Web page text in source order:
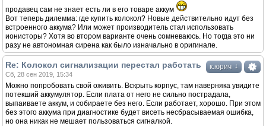
продавец сам не знает есть ли в его товаре аккум
Вот теперь дилемма: где купить колокол? Новые действительно идут без
встроенного аккума? Или может производитель стал использовать
ионисторы? Хотя во втором варианте очень сомневаюсь. Но тогда это ни
разу не автономная сирена как было изначально в оригинале.
к.юрич ↓
Re: Колокол сигнализации перестал работать
Сб, 28 сен 2019, 15:34
Можно попробовать свой оживить. Вскрыть корпус, там наверняка увидите
потекший аккумулятор. Если плата от него не сильно пострадала,
выпаиваете аккум, и собираете без него. Если работает, хорошо. При этом
без этого аккума при диагностике будет висеть несбрасываемая ошибка,
но она никак не мешает пользоваться сигналкой.